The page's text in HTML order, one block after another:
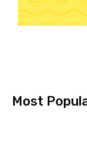
Most